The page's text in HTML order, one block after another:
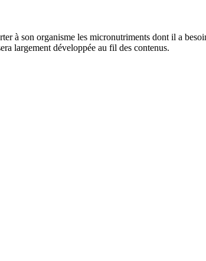
à son organisme les micronutriments dont il a
largement développée au fil des contenus.